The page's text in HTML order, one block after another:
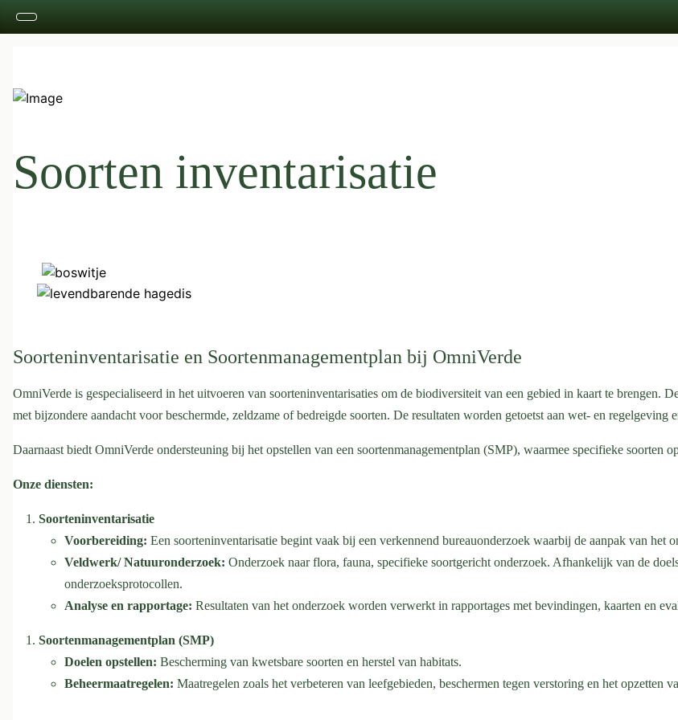
Soorten inventarisatie
Soorteninventarisatie en Soortenmanagementplan bij OmniVerde
OmniVerde is gespecialiseerd in het uitvoeren van soorteninventarisaties om de biodiversiteit van een gebied in kaart te brengen.
met bijzondere aandacht voor beschermde, zeldzame of bedreigde soorten. De resultaten worden getoetst aan wet- en regelgeving
Daarnaast biedt OmniVerde ondersteuning bij het opstellen van een soortenmanagementplan (SMP), waarmee specifieke soorten
Onze diensten:
Soorteninventarisatie
Voorbereiding: Een soorteninventarisatie begint vaak bij een verkennend bureauonderzoek waarbij de aanpak van het
Veldwerk/ Natuuronderzoek: Onderzoek naar flora, fauna, specifieke soortgericht onderzoek. Afhankelijk van de
onderzoeksprotocollen.
Analyse en rapportage: Resultaten van het onderzoek worden verwerkt in rapportages met bevindingen, kaarten en
Soortenmanagementplan (SMP)
Doelen opstellen: Bescherming van kwetsbare soorten en herstel van habitats.
Beheermaatregelen: Maatregelen zoals het verbeteren van leefgebieden, beschermen tegen verstoring en het opzetten